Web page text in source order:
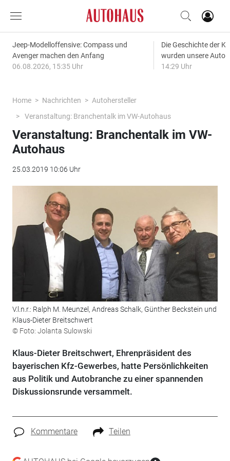
Jeep-Modelloffensive: Compass und
Avenger machen den Anfang
06.08.2026, 15:35 Uhr
Die Geschichte der
wurden unsere
14:29 Uhr
Home Nachrichten
Autohersteller
Veranstaltung: Branchentalk im VW-Autohaus
Veranstaltung: Branchentalk im VW-
Autohaus
25.03.2019 10:06 Uhr
V.l.n.r.: Ralph M. Meunzel, Andreas Schalk, Günther Beckstein und
Klaus-Dieter Breitschwert
© Foto: Jolanta Sulowski
Klaus-Dieter Breitschwert, Ehrenpräsident des
bayerischen Kfz-Gewerbes, hatte Persönlichkeiten
aus Politik und Autobranche zu einer spannenden
Diskussionsrunde versammelt.
Kommentare Teilen